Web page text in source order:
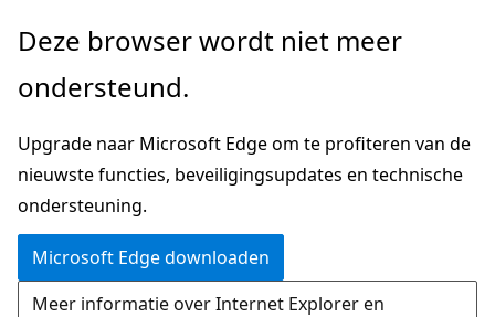
Naar
gaan
Deze browser wordt niet meer
ondersteund.
Upgrade naar Microsoft Edge om te profiteren van de
nieuwste functies, beveiligingsupdates en technische
ondersteuning.
Microsoft Edge downloaden
Meer informatie over Internet Explorer en